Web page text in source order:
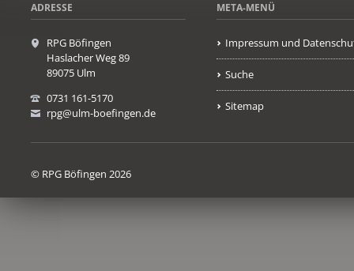
ADRESSE
RPG Böfingen
Haslacher Weg 89
89075 Ulm
0731 161-5170
rpg@ulm-boefingen.de
META-MENÜ
Impressum und
Suche
Sitemap
© RPG Böfingen 2026